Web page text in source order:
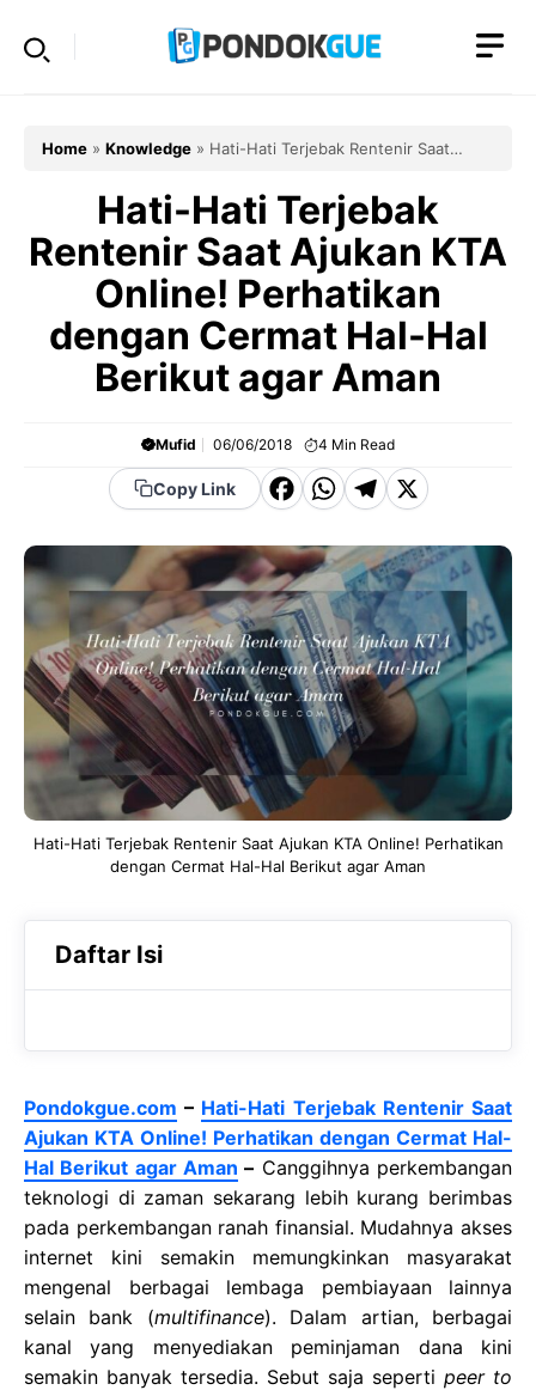
Home » Knowledge » Hati-Hati Terjebak Rentenir Saat
Berikut agar Aman
Hati-Hati Terjebak
Rentenir Saat Ajukan KTA
Online! Perhatikan
dengan Cermat Hal-Hal
Berikut agar Aman
Mufid 06/06/2018 4 Min Read
Copy Link
F
c
e
b
o
o
k
W
a
t
s
A
p
p
T
e
g
r
a
m
X
Hati-Hati Terjebak Rentenir Saat Ajukan KTA Online! Perhatikan
dengan Cermat Hal-Hal Berikut agar Aman
Daftar Isi
Pondokgue.com – Hati-Hati Terjebak Rentenir Saat
Ajukan KTA Online! Perhatikan dengan Cermat Hal-
Hal Berikut agar Aman – Canggihnya perkembangan
teknologi di zaman sekarang lebih kurang berimbas
pada perkembangan ranah finansial. Mudahnya akses
internet kini semakin memungkinkan masyarakat
mengenal berbagai lembaga pembiayaan lainnya
selain bank (multifinance). Dalam artian, berbagai
kanal yang menyediakan peminjaman dana kini
semakin banyak tersedia. Sebut saja seperti peer to